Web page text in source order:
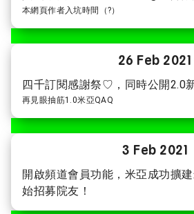
本網頁作者入坑時間（?）
26 Feb 2021
四千訂閱感謝祭♡，同時公開2.0
再見眼抽筋1.0米亞QAQ
3 Feb 2021
開啟頻道會員功能，米亞成功擴
始招募院友！